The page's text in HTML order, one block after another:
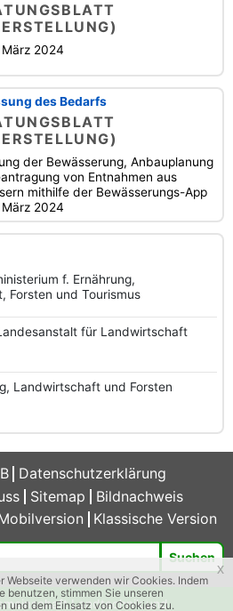
2024
des Bedarfs
der Bewässerung, Anbauplanung
von Entnahmen aus
mithilfe der Bewässerungs-App
2024
f. Ernährung,
Forsten und Tourismus
für Landwirtschaft
Landwirtschaft und Forsten
Datenschutzerklärung
Sitemap
Bildnachweis
Klassische Version
Suchen
Landtechnik und
Webseite verwenden wir Cookies. Indem
benutzen, stimmen Sie unseren
und dem Einsatz von Cookies zu.
x